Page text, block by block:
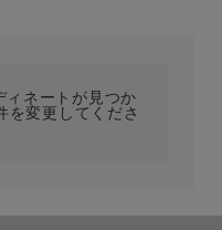
ィネートが見つか
を変更してくださ